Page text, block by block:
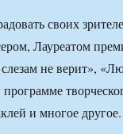
своих
Лауреатом
не верит»,
и многое другое.